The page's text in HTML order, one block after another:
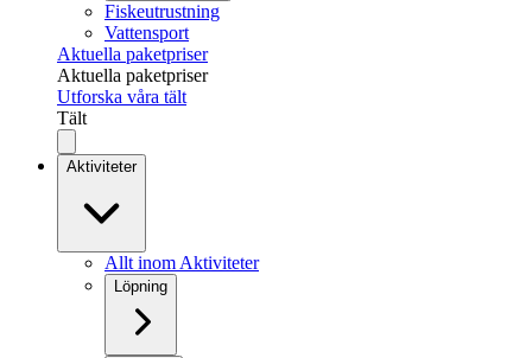
Fiskeutrustning
Vattensport
Aktuella paketpriser
Aktuella paketpriser
Utforska våra tält
Tält
Aktiviteter
Allt inom Aktiviteter
Löpning